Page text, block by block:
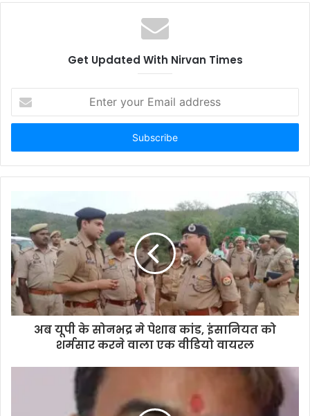
Get Updated With Nirvan Times
t
r
y
r
m
a
i
l
a
d
अब यूपी के सोनभद्र मे पेशाब कांड, इंसानियत को
शर्मसार करने वाला एक वीडियो वायरल